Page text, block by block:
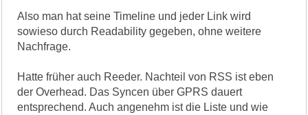
Also man hat seine Timeline und jeder Link wird
sowieso durch Readability gegeben, ohne weitere
Nachfrage.
Hatte früher auch Reeder. Nachteil von RSS ist eben
der Overhead. Das Syncen über GPRS dauert
entsprechend. Auch angenehm ist die Liste und wie